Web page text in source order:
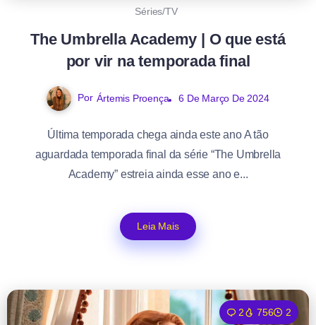
Séries/TV
The Umbrella Academy | O que está
por vir na temporada final
Por Ártemis Proença 6 De Março De 2024
Última temporada chega ainda este ano A tão
aguardada temporada final da série “The Umbrella
Academy” estreia ainda esse ano e...
Leia Mais
2 756 2